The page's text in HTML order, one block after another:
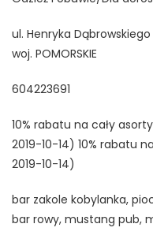
ul. Henryka
woj. POMORSKIE
604223691
10% rabatu na cały
2019-10-14) 10% rabatu
2019-10-14)
bar zakole kobylanka,
bar rowy, mustang pub,